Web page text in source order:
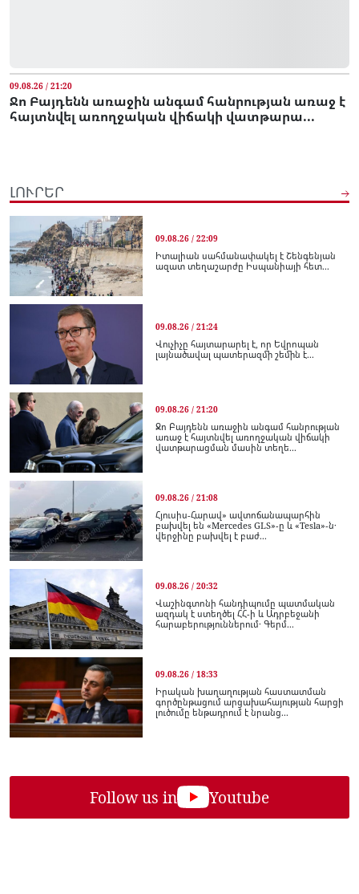
09.08.26 / 21:20
Ջո Բայդենն առաջին անգամ հանրության առաջ է
հայտնվել առողջական վիճակի վատթարա...
ԼՈՒՐԵՐ
09.08.26 / 22:09
Իտալիան սահմանափակել է Շենգենյան
ազատ տեղաշարժը Իսպանիայի հետ...
09.08.26 / 21:24
Վուչիչը հայտարարել է, որ Եվրոպան
լայնածավալ պատերազմի շեմին է...
09.08.26 / 21:20
Ջո Բայդենն առաջին անգամ հանրության
առաջ է հայտնվել առողջական վիճակի
վատթարացման մասին տեղե...
09.08.26 / 21:08
Հյուսիս-Հարավ» ավտոճանապարհին
բախվել են «Mercedes GLS»-ը և «Tesla»-ն․
վերջինը բախվել է բաժ...
09.08.26 / 20:32
Վաշինգտոնի հանդիպումը պատմական
ազդակ է ստեղծել ՀՀ-ի և Ադրբեջանի
հարաբերություններում․ Գերմ...
09.08.26 / 18:33
Իրական խաղաղության հաստատման
գործընթացում արցախահայության հարցի
լուծումը ենթադրում է նրանց...
Follow us in Youtube